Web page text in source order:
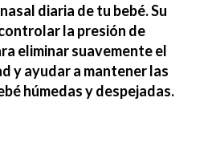
diaria de tu bebé. Su
la presión de
eliminar suavemente el
y ayudar a mantener las
húmedas y despejadas.